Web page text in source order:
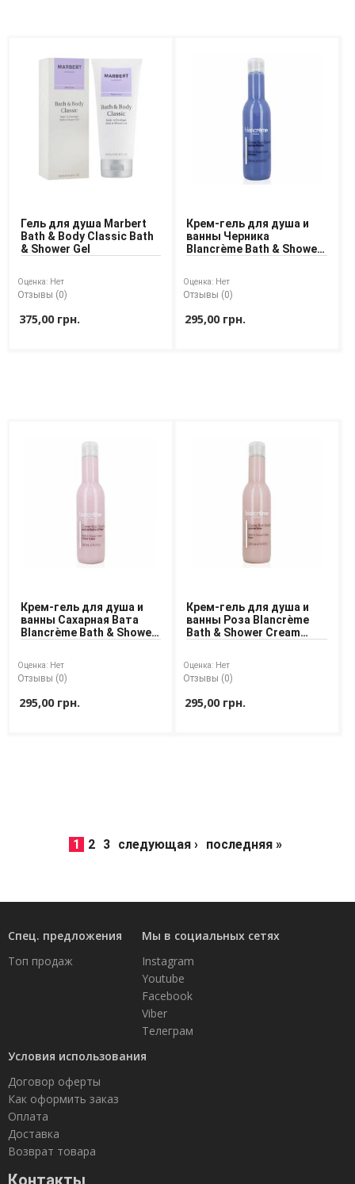
Гель для душа Marbert
Bath & Body Classic Bath
& Shower Gel
Оценка: Нет
Отзывы (0)
375,00 грн.
Крем-гель для душа и
ванны Черника
Blancrème Bath & Shower
Оценка: Нет
Отзывы (0)
295,00 грн.
Крем-гель для душа и
ванны Сахарная Вата
Blancrème Bath & Shower
Оценка: Нет
Отзывы (0)
295,00 грн.
Крем-гель для душа и
ванны Роза Blancrème
Bath & Shower Cream
Оценка: Нет
Отзывы (0)
295,00 грн.
1 2 3 следующая › последняя »
Спец. предложения
Топ продаж
Мы в социальных сетях
Instagram
Youtube
Facebook
Viber
Телеграм
Условия использования
Договор оферты
Как оформить заказ
Оплата
Доставка
Возврат товара
Контакты